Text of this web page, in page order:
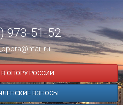
973-51-52
ОПОРУ РОССИИ
ВЗНОСЫ